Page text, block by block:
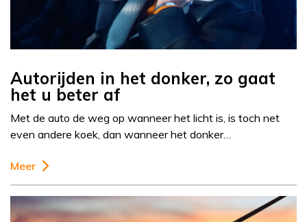
Autorijden in het donker, zo gaat
het u beter af
Met de auto de weg op wanneer het licht is, is toch net
even andere koek, dan wanneer het donker…
Meer